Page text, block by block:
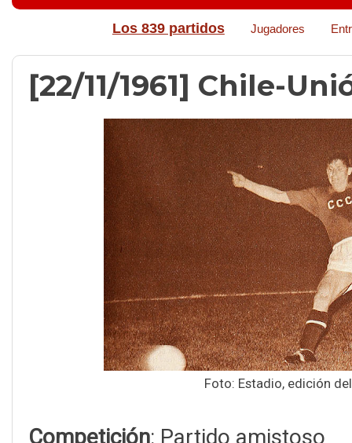
Los 839 partidos Jugadores
[22/11/1961] Chile-
Foto: Estadio, edición
Competición: Partido amistoso